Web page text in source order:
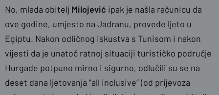
No, mlada obitelj Milojević ipak je našla računicu da
ove godine, umjesto na Jadranu, provede ljeto u
Egiptu. Nakon odličnog iskustva s Tunisom i nakon
vijesti da je unatoč ratnoj situaciji turističko područje
Hurgade potpuno mirno i sigurno, odlučili su se na
deset dana ljetovanja "all inclusive” (od prijevoza